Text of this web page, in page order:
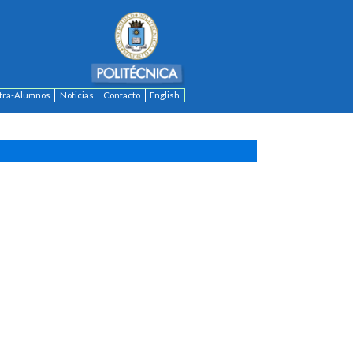
Alumnos Noticias Contacto English